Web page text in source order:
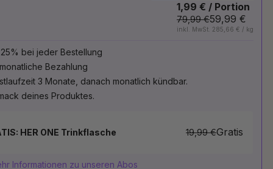
1,99 € / Portion
79,99 €59,99 €
inkl. MwSt. 285,66 € / kg
bei jeder Bestellung
Bezahlung
3 Monate, danach monatlich kündbar.
deines Produktes.
HER ONE Trinkflasche 19,99 €Gratis
Informationen zu unseren Abos